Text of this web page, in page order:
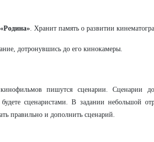
. Хранит память о развитии
дотронувшись до его кинокамеры.
пишутся сценарии. Сценарии
сценаристами. В задании небольшой
правильно и дополнить сценарий.